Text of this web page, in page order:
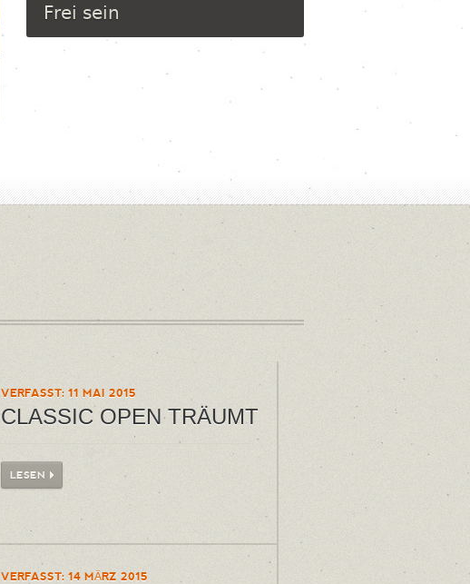
Frei sein
VERFASST: 11 MAI 2015
CLASSIC OPEN TRÄUMT
LESEN
VERFASST: 14 MÄRZ 2015